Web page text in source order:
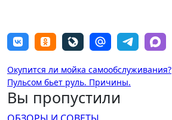
Навигация
по
записям
Окупится ли мойка самообслуживания?
Пульсом бьет руль. Причины.
Вы пропустили